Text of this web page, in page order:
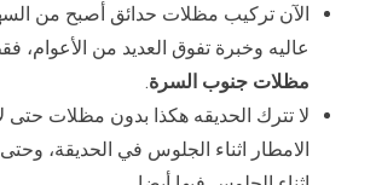
الآن تركيب مظلات حدائق أصبح من
عاليه وخبرة تفوق العديد من
مظلات جنوب السرة.
لا تترك الحديقه هكذا بدون مظلات حتى
الامطار اثناء الجلوس في الحديقة،